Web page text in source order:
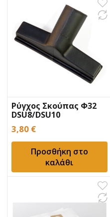
Ρύγχος Σκούπας Φ32
DSU8/DSU10
3,80 €
Προσθήκη στο
καλάθι